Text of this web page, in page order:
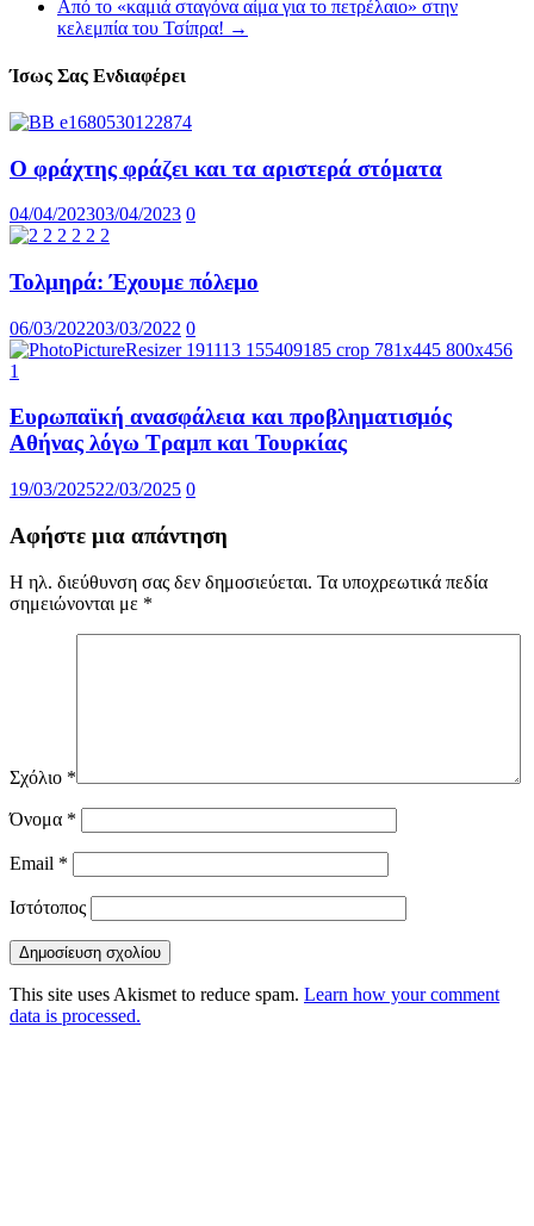
Από το «καμιά σταγόνα αίμα για το πετρέλαιο» στην
κελεμπία του Τσίπρα! →
Ίσως Σας Ενδιαφέρει
Ο φράχτης φράζει και τα αριστερά στόματα
04/04/202303/04/2023 0
Τολμηρά: Έχουμε πόλεμο
06/03/202203/03/2022 0
Ευρωπαϊκή ανασφάλεια και προβληματισμός
Αθήνας λόγω Τραμπ και Τουρκίας
19/03/202522/03/2025 0
Αφήστε μια απάντηση
Η ηλ. διεύθυνση σας δεν δημοσιεύεται. Τα υποχρεωτικά πεδία
σημειώνονται με *
Σχόλιο *
Όνομα *
Email *
Ιστότοπος
This site uses Akismet to reduce spam. Learn how your comment
data is processed.